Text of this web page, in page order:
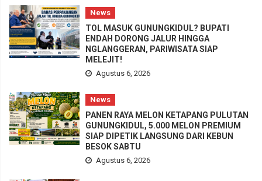
News
TOL MASUK GUNUNGKIDUL? BUPATI
ENDAH DORONG JALUR HINGGA
NGLANGGERAN, PARIWISATA SIAP
MELEJIT!
Agustus 6, 2026
News
PANEN RAYA MELON KETAPANG PULUTAN
GUNUNGKIDUL, 5.000 MELON PREMIUM
SIAP DIPETIK LANGSUNG DARI KEBUN
BESOK SABTU
Agustus 6, 2026